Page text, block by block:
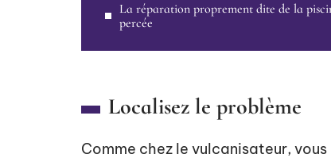
La réparation proprement dite de la
percée
Localisez le problème
Comme chez le vulcanisateur,